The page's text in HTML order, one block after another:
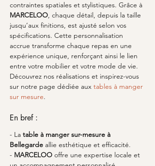
contraintes spatiales et stylistiques. Grâce à
MARCELOO, chaque détail, depuis la taille
jusqu’aux finitions, est ajusté selon vos
spécifications. Cette personnalisation
accrue transforme chaque repas en une
expérience unique, renforçant ainsi le lien
entre votre mobilier et votre mode de vie.
Découvrez nos réalisations et inspirez-vous
sur notre page dédiée aux tables à manger
sur mesure.
En bref :
- La table à manger sur-mesure à
Bellegarde allie esthétique et efficacité.
- MARCELOO offre une expertise locale et